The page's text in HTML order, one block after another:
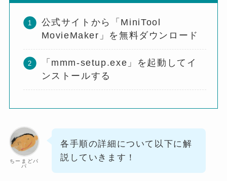
公式サイトから「MiniTool
MovieMaker」を無料ダウンロード
「mmm-setup.exe」を起動してイ
ンストールする
ちーまどパ
パ
各手順の詳細について以下に解
説していきます！